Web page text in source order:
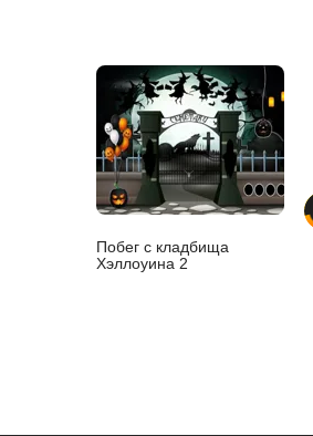
Побег с кладбища
Хэллоуина 2